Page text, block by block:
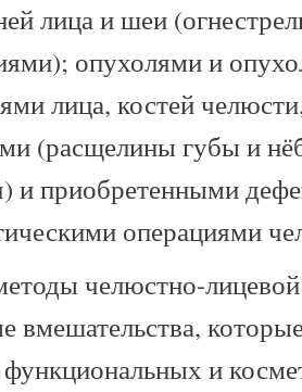
лица и шеи
опухолями и
лица, костей
(расщелины губы и
и приобретенными
операциями
челюстно-
вмешательства,
и